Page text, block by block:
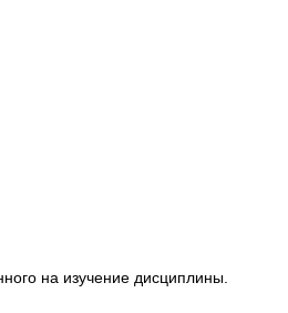
на изучение дисциплины.